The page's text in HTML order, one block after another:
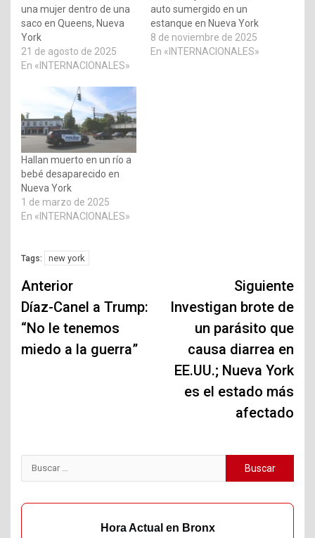
una mujer dentro de una
saco en Queens, Nueva
York
21 de agosto de 2025
En «INTERNACIONALES»
auto sumergido en un
estanque en Nueva York
8 de noviembre de 2025
En «INTERNACIONALES»
Hallan muerto en un río a
bebé desaparecido en
Nueva York
1 de marzo de 2025
En «INTERNACIONALES»
Tags: new york
Navegación
de
entradas
Anterior
Díaz-Canel a Trump:
“No le tenemos
miedo a la guerra”
Siguiente
Investigan brote de
un parásito que
causa diarrea en
EE.UU.; Nueva York
es el estado más
afectado
Buscar:
Hora Actual en Bronx